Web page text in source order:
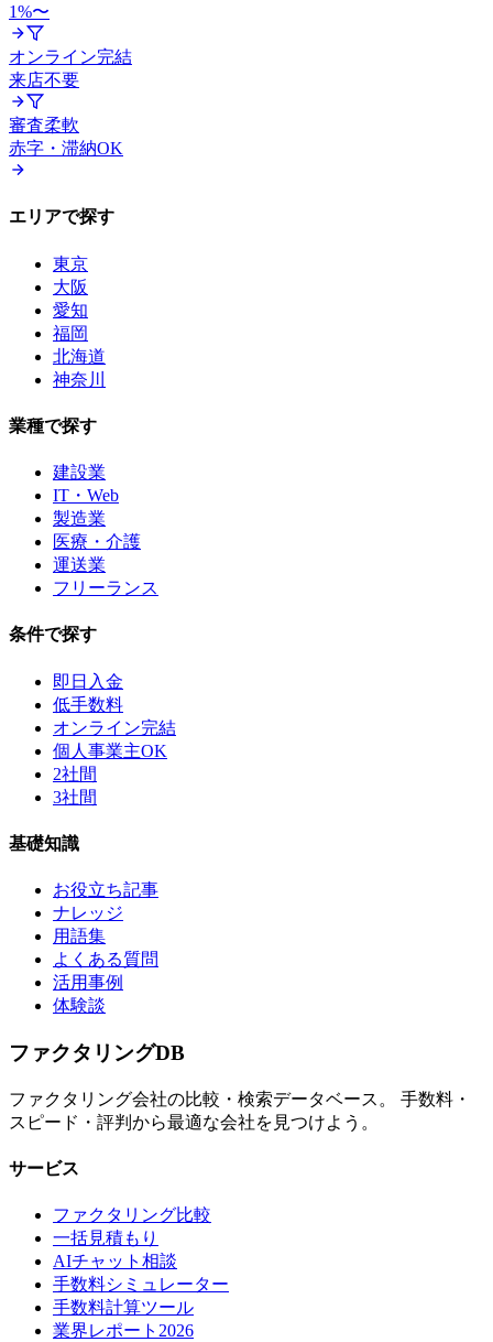
1%〜
オンライン完結
来店不要
審査柔軟
赤字・滞納OK
エリアで探す
東京
大阪
愛知
福岡
北海道
神奈川
業種で探す
建設業
IT・Web
製造業
医療・介護
運送業
フリーランス
条件で探す
即日入金
低手数料
オンライン完結
個人事業主OK
2社間
3社間
基礎知識
お役立ち記事
ナレッジ
用語集
よくある質問
活用事例
体験談
ファクタリングDB
ファクタリング会社の比較・検索データベース。 手数料・
スピード・評判から最適な会社を見つけよう。
サービス
ファクタリング比較
一括見積もり
AIチャット相談
手数料シミュレーター
手数料計算ツール
業界レポート2026